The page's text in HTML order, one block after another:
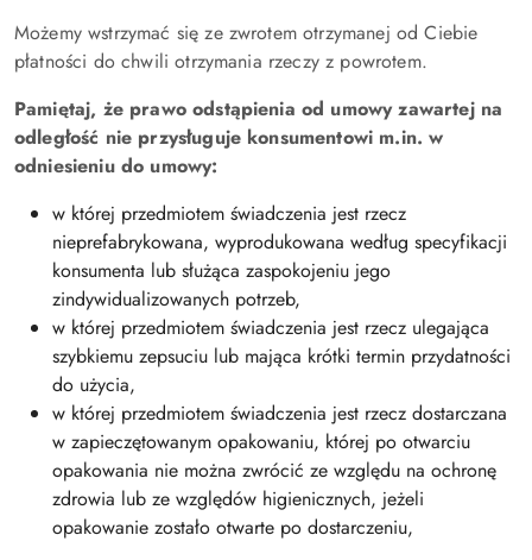
Możemy wstrzymać się ze zwrotem otrzymanej od Ciebie
płatności do chwili otrzymania rzeczy z powrotem.
Pamiętaj, że prawo odstąpienia od umowy zawartej na
odległość nie przysługuje konsumentowi m.in. w
odniesieniu do umowy:
w której przedmiotem świadczenia jest rzecz
nieprefabrykowana, wyprodukowana według specyfikacji
konsumenta lub służąca zaspokojeniu jego
zindywidualizowanych potrzeb,
w której przedmiotem świadczenia jest rzecz ulegająca
szybkiemu zepsuciu lub mająca krótki termin przydatności
do użycia,
w której przedmiotem świadczenia jest rzecz dostarczana
w zapieczętowanym opakowaniu, której po otwarciu
opakowania nie można zwrócić ze względu na ochronę
zdrowia lub ze względów higienicznych, jeżeli
opakowanie zostało otwarte po dostarczeniu,